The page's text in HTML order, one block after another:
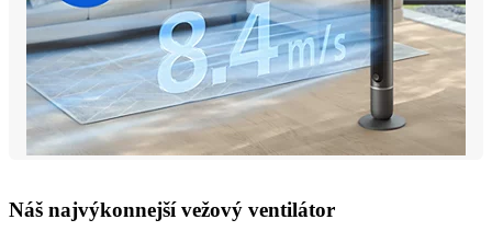
Náš najvýkonnejší vežový ventilátor